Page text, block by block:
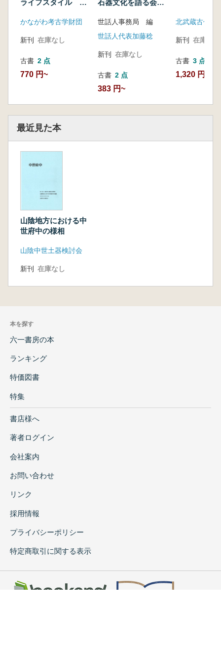
ライフスタイル 人
る旧石器時代の生
かながわ考古学財団
新刊 在庫なし
古書 2 点
770 円~
石器文化を語る会
世話人事務局 編
世話人代表加藤稔
新刊 在庫なし
古書 2 点
383 円~
新刊 在庫なし
古書 3 点
1,320 円~
最近見た本
山陰地方における中
世府中の様相
山陰中世土器検討会
新刊 在庫なし
本を探す
六一書房の本
ランキング
特価図書
特集
書店様へ
著者ログイン
会社案内
お問い合わせ
リンク
採用情報
プライバシーポリシー
特定商取引に関する表示